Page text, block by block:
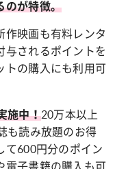
のが特徴。
作映画も有料レンタ
与されるポイントを
トの購入にも利用可
施中！20万本以上
も読み放題のお得
て600円分のポイン